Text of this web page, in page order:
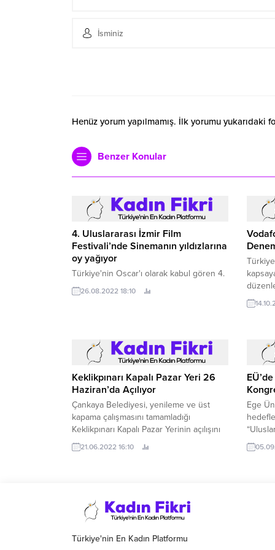
Henüz yorum yapılmamış. İlk yorumu yukarıdaki
Benzer Konular
4. Uluslararası İzmir Film
Festivali’nde Sinemanın yıldızlarına
oy yağıyor
Türkiye'nin Oscar'ı olarak kabul gören 4.
26.08.2022 18:10
gelen
“ilk ay
Keklikpınarı Kapalı Pazar Yeri 26
Haziran’da Açılıyor
Çankaya Belediyesi, yenileme ve üst
kapama çalışmasını tamamladığı
Keklikpınarı Kapalı Pazar Yerinin açılışını
26 Haziran Pazar günü yapacak.
21.06.2022 16:10
Ege
Türkiye'nin En Kadın Platformu